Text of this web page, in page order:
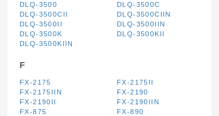
DLQ-3500
DLQ-3500C
DLQ-3500CII
DLQ-3500CIIN
DLQ-3500II
DLQ-3500IIN
DLQ-3500K
DLQ-3500KII
DLQ-3500KIIN
F
FX-2175
FX-2175II
FX-2175IIN
FX-2190
FX-2190II
FX-2190IIN
FX-875
FX-890